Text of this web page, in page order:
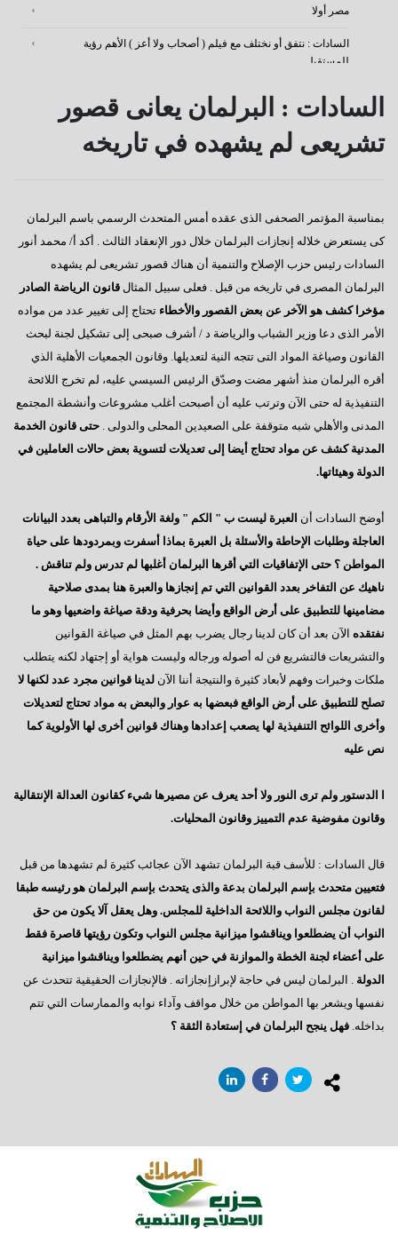
مصر أولا
السادات : نتفق أو نختلف مع فيلم ( أصحاب ولا أعز ) الأهم رؤية
للمستقبل
كفانا إدانات
دعوة للإصطفاف الوطنى
كورونا وأخواتها كشفوا هشاشة كيانات عربية كبرى
إفتكاسة أبو شقة إحدى عجائب وغرائب البرلمان
هذا هو المتوقع والمنتظر
عجائب وغرائب مجلس النواب
تغييب القوى الوطنية
هل يطول الإنتظار ؟
السادات : رحيل مرسى كشف عن آفة مجتمعية خطيرة
ماذا بعد الإستفتاء ؟
حينما يستمع الرئيس
سؤال يطرح نفسه
وجهة نظر فى ( الإرهاب – الفساد – الإهمال )
هل يفعلها الرئيس؟
السادات تعقيبا على إنجازات البرلمان في ثلاث سنوات
السادات : البرلمان يعانى قصور تشريعى لم يشهده في تاريخه
دور المواطن والدولة
رسالة إلى العقلاء
المعارضة الحائرة
إلى أين نتجه ؟
السادات: أخيراً انتهت المؤامرة الأمريكية
فى قلوبنا يا سيناء
أيدى تحمى وأخرى تبنى
مصر تنادينا,, إتركونى أتنفس
السادات : البرلمان يعانى قصور
تشريعى لم يشهده في تاريخه
بمناسبة المؤتمر الصحفى الذى عقده أمس المتحدث الرسمي باسم البرلمان
كى يستعرض خلاله إنجازات البرلمان خلال دور الإنعقاد الثالث . أكد أ/ محمد أنور
السادات رئيس حزب الإصلاح والتنمية أن هناك قصور تشريعى لم يشهده
البرلمان المصرى في تاريخه من قبل . فعلى سبيل المثال قانون الرياضة الصادر
مؤخرا كشف هو الآخر عن بعض القصور والأخطاء تحتاج إلى تغيير عدد من مواده
الأمر الذى دعا وزير الشباب والرياضة د / أشرف صبحى إلى تشكيل لجنة لبحث
القانون وصياغة المواد التى تتجه النية لتعديلها. وقانون الجمعيات الأهلية الذي
أقره البرلمان منذ أشهر مضت وصدّق الرئيس السيسي عليه، لم تخرج اللائحة
التنفيذية له حتى الآن وترتب عليه أن أصبحت أغلب مشروعات وأنشطة المجتمع
المدنى والأهلي شبه متوقفة على الصعيدين المحلى والدولى . حتى قانون الخدمة
المدنية كشف عن مواد تحتاج أيضا إلى تعديلات لتسوية بعض حالات العاملين في
الدولة وهيئاتها.
أوضح السادات أن العبرة ليست ب " الكم " ولغة الأرقام والتباهى بعدد البيانات
العاجلة وطلبات الإحاطة والأسئلة بل العبرة بماذا أسفرت وبمردودها على حياة
المواطن ؟ حتى الإتفاقيات التي أقرها البرلمان أغلبها لم تدرس ولم تناقش .
ناهيك عن التفاخر بعدد القوانين التي تم إنجازها والعبرة هنا بمدى صلاحية
مضامينها للتطبيق على أرض الواقع وأيضا بحرفية ودقة صياغة واضعيها وهو ما
نفتقده الآن بعد أن كان لدينا رجال يضرب بهم المثل في صياغة القوانين
والتشريعات فالتشريع فن له أصوله ورجاله وليست هواية أو إجتهاد لكنه يتطلب
ملكات وخبرات وفهم لأبعاد كثيرة والنتيجة أننا الآن لدينا قوانين مجرد عدد لكنها لا
تصلح للتطبيق على أرض الواقع فبعضها به عوار والبعض به مواد تحتاج لتعديلات
وأخرى اللوائح التنفيذية لها يصعب إعدادها وهناك قوانين أخرى لها الأولوية كما
نص عليه
ا الدستور ولم ترى النور ولا أحد يعرف عن مصيرها شيء كقانون العدالة الإنتقالية
وقانون مفوضية عدم التمييز وقانون المحليات.
قال السادات : للأسف قبة البرلمان تشهد الآن عجائب كثيرة لم تشهدها من قبل
فتعيين متحدث بإسم البرلمان بدعة والذى يتحدث بإسم البرلمان هو رئيسه طبقا
لقانون مجلس النواب واللائحة الداخلية للمجلس. وهل يعقل آلا يكون من حق
النواب أن يضطلعوا ويناقشوا ميزانية مجلس النواب وتكون رؤيتها قاصرة فقط
على أعضاء لجنة الخطة والموازنة في حين أنهم يضطلعوا ويناقشوا ميزانية
الدولة . البرلمان ليس في حاجة لإبرازإنجازاته . فالإنجازات الحقيقية تتحدث عن
نفسها ويشعر بها المواطن من خلال مواقف وآداء نوابه والممارسات التي تتم
بداخله. فهل ينجح البرلمان في إستعادة الثقة ؟